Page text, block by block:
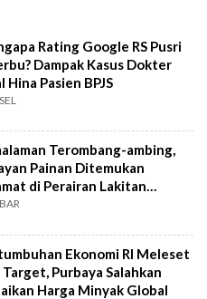
Rating Google RS Pusri
Dampak Kasus Dokter
Hina Pasien BPJS
Terombang-ambing,
Painan Ditemukan
di Perairan Lakitan
Ekonomi RI Meleset
Purbaya Salahkan
Harga Minyak Global